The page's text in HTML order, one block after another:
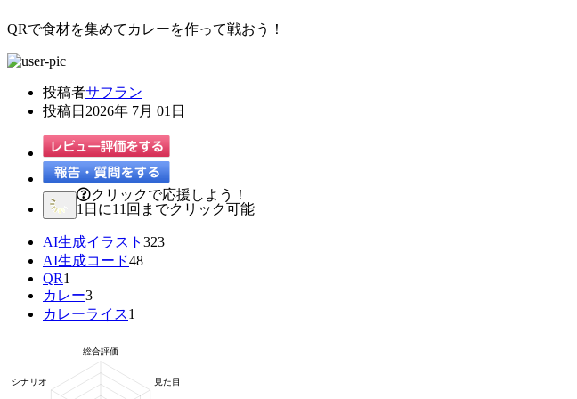
QRで食材を集めてカレーを作って戦おう！
投稿者サフラン
投稿日 2026年 7月 01日
クリックで応援しよう！
1日に11回までクリック可能
AI生成イラスト 323
AI生成コード48
QR1
カレー3
カレーライス1